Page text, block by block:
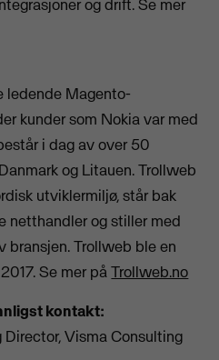
og drift. Se mer
ledende Magento-
kunder som Nokia var med
i dag av over 50
og Litauen. Trollweb
utviklermiljø, står bak
netthandler og stiller med
bransjen. Trollweb ble en
Se mer påTrollweb.no
kontakt:
Visma Consulting